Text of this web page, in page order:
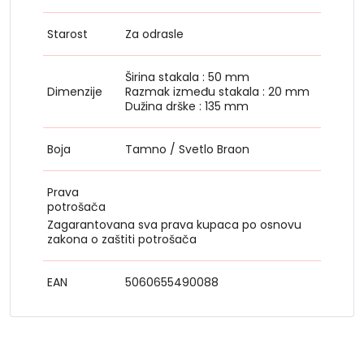
Starost Za odrasle
Dimenzije
Širina stakala : 50 mm
Razmak između stakala : 20 mm
Dužina drške : 135 mm
Boja Tamno / Svetlo Braon
Prava
potrošača
Zagarantovana sva prava kupaca po osnovu
zakona o zaštiti potrošača
EAN 5060655490088